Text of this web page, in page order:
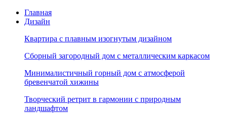
Главная
Дизайн
Квартира с плавным изогнутым дизайном
Сборный загородный дом с металлическим каркасом
Минималистичный горный дом с атмосферой
бревенчатой хижины
Творческий ретрит в гармонии с природным
ландшафтом